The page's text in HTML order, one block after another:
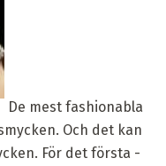
De mest fashionabla
Och det kan
För det första -